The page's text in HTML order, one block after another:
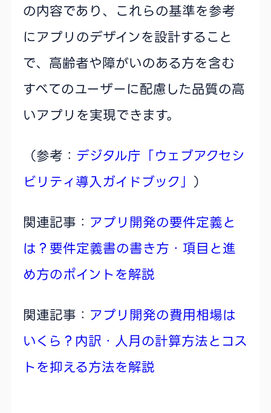
の内容であり、これらの基準を参考
にアプリのデザインを設計すること
で、高齢者や障がいのある方を含む
すべてのユーザーに配慮した品質の高
いアプリを実現できます。
（参考： デジタル庁「ウェブアクセシ
ビリティ導入ガイドブック」 ）
関連記事： アプリ開発の要件定義と
は？要件定義書の書き方・項目と進
め方のポイントを解説
関連記事： アプリ開発の費用相場は
いくら？内訳・人月の計算方法とコス
トを抑える方法を解説